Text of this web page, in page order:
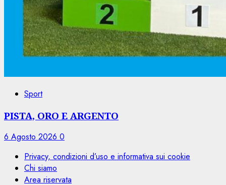
Sport
PISTA, ORO E ARGENTO
6 Agosto 2026 0
Privacy, condizioni d’uso e informativa sui cookie
Chi siamo
Area riservata